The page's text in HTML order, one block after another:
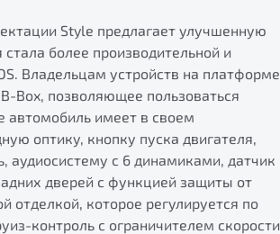
Style предлагает улучшенную
более производительной и
Владельцам устройств на платформе
Box, позволяющее пользоваться
имеет в своем
оптику, кнопку пуска двигателя,
аудиосистему с 6 динамиками, датчик
дверей с функцией защиты от
которое регулируется по
контроль с ограничителем скорости.